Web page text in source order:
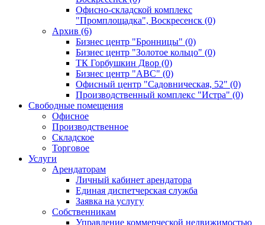
Офисно-складской комплекс
"Промплощадка", Воскресенск (0)
Архив (6)
Бизнес центр "Бронницы" (0)
Бизнес центр "Золотое кольцо" (0)
ТК Горбушкин Двор (0)
Бизнес центр "АВС" (0)
Офисный центр "Садовническая, 52" (0)
Производственный комплекс "Истра" (0)
Свободные помещения
Офисное
Производственное
Складское
Торговое
Услуги
Арендаторам
Личный кабинет арендатора
Единая диспетчерская служба
Заявка на услугу
Собственникам
Управление коммерческой недвижимостью